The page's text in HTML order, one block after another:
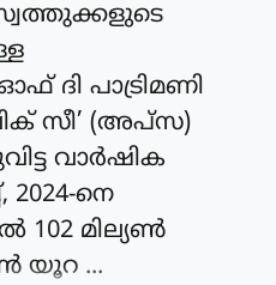
ദി പാട്രിമണി
സീ’ (അപ്‌സ)
വാര്‍ഷിക
2024-നെ
102 മില്യണ്‍
യൂറ ...